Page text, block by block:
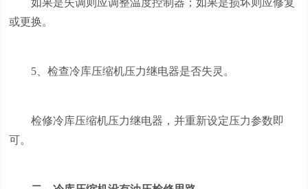
如果是失调则应调整温度控制器；如果是损坏则应修复
或更换。
5、检查冷库压缩机压力继电器是否失灵。
检修冷库压缩机压力继电器，并重新设定压力参数即
可。